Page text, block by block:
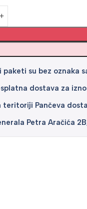
paketi su bez oznaka
dostava za
teritoriji Pančeva
Petra Aračića